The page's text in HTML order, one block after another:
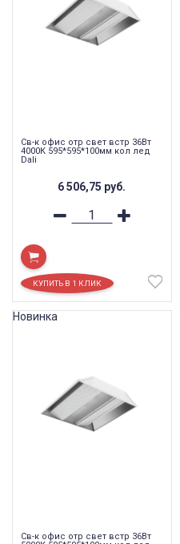
Св-к офис отр свет встр 36Вт
4000К 595*595*100мм кол лед
Dali
6 506,75 руб.
Св-к офис отр свет встр 36Вт
Новинка